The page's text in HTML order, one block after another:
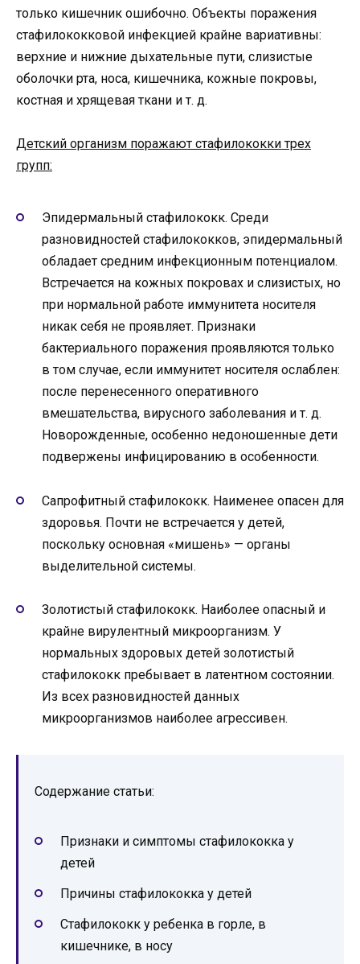
только кишечник ошибочно. Объекты поражения
стафилококковой инфекцией крайне вариативны:
верхние и нижние дыхательные пути, слизистые
оболочки рта, носа, кишечника, кожные покровы,
костная и хрящевая ткани и т. д.
Детский организм поражают стафилококки трех
групп:
Эпидермальный стафилококк. Среди
разновидностей стафилококков, эпидермальный
обладает средним инфекционным потенциалом.
Встречается на кожных покровах и слизистых, но
при нормальной работе иммунитета носителя
никак себя не проявляет. Признаки
бактериального поражения проявляются только
в том случае, если иммунитет носителя ослаблен:
после перенесенного оперативного
вмешательства, вирусного заболевания и т. д.
Новорожденные, особенно недоношенные дети
подвержены инфицированию в особенности.
Сапрофитный стафилококк. Наименее опасен для
здоровья. Почти не встречается у детей,
поскольку основная «мишень» — органы
выделительной системы.
Золотистый стафилококк. Наиболее опасный и
крайне вирулентный микроорганизм. У
нормальных здоровых детей золотистый
стафилококк пребывает в латентном состоянии.
Из всех разновидностей данных
микроорганизмов наиболее агрессивен.
Содержание статьи:
Признаки и симптомы стафилококка у
детей
Причины стафилококка у детей
Стафилококк у ребенка в горле, в
кишечнике, в носу